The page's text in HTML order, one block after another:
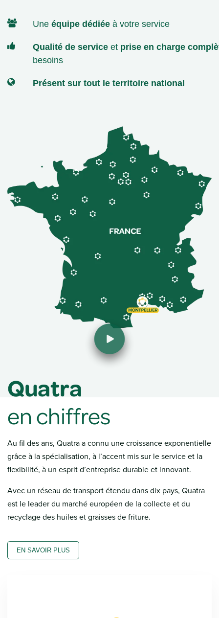
Une équipe dédiée à votre service
Qualité de service et prise en charge
besoins
Présent sur tout le territoire national
Quatra
en chiffres
Au fil des ans, Quatra a connu une croissance exponentielle
grâce à la spécialisation, à l’accent mis sur le service et la
flexibilité, à un esprit d’entreprise durable et innovant.
Avec un réseau de transport étendu dans dix pays, Quatra
est le leader du marché européen de la collecte et du
recyclage des huiles et graisses de friture.
EN SAVOIR PLUS